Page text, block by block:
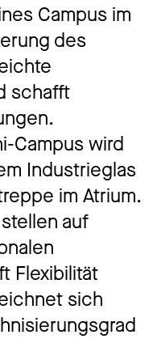
Campus im
des
schafft
Campus wird
Industrieglas
im Atrium.
auf
Flexibilität
sich